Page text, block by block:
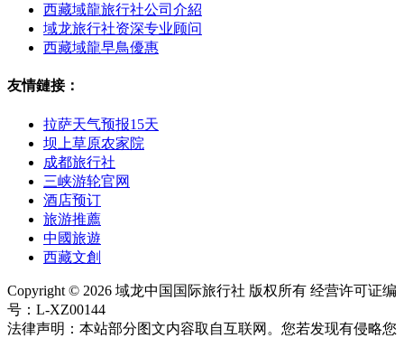
西藏域龍旅行社公司介紹
域龙旅行社资深专业顾问
西藏域龍早鳥優惠
友情鏈接：
拉萨天气预报15天
坝上草原农家院
成都旅行社
三峡游轮官网
酒店预订
旅游推薦
中國旅遊
西藏文創
Copyright © 2026 域龙中国国际旅行社 版权所有 经营许可证编
号：L-XZ00144
法律声明：本站部分图文内容取自互联网。您若发现有侵略您